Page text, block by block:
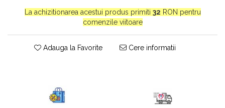
Bijuterii sodalit
Bijuterii tanzanit
Bijuterii topaz
Bijuterii morganit
La achizitionarea acestui produs primiti 32 RON pentru
comenzile viitoare
Adauga la Favorite Cere informatii